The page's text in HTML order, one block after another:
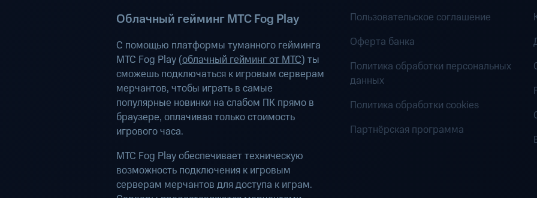
Облачный гейминг МТС Fog Play
С помощью платформы туманного гейминга
МТС Fog Play (облачный гейминг от МТС) ты
сможешь подключаться к игровым серверам
мерчантов, чтобы играть в самые
популярные новинки на слабом ПК прямо в
браузере, оплачивая только стоимость
игрового часа.
МТС Fog Play обеспечивает техническую
возможность подключения к игровым
серверам мерчантов для доступа к играм.
Пользовательское соглашение
Оферта банка
Политика обработки персональных
данных
Политика обработки cookies
Партнёрская программа